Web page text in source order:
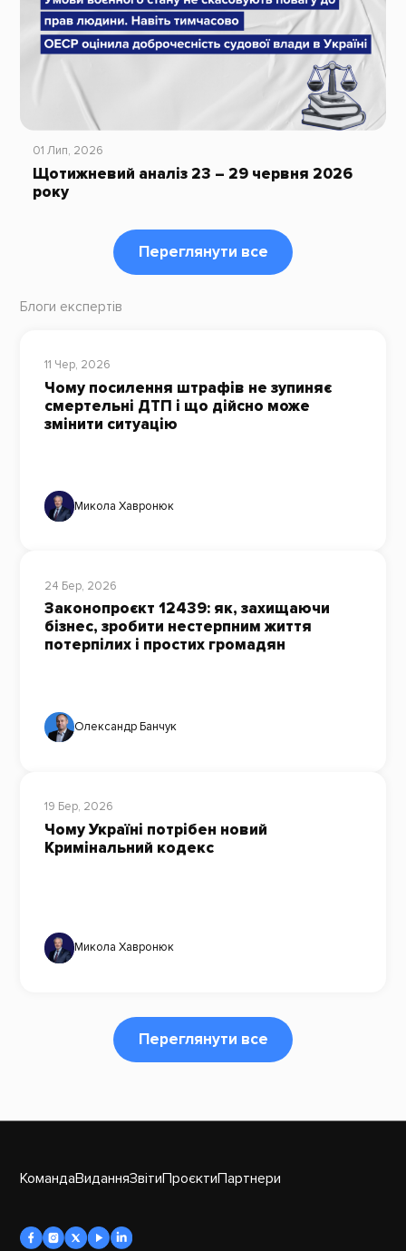
01 Лип, 2026
Щотижневий аналіз 23 – 29 червня 2026
року
Переглянути все
Блоги експертів
11 Чер, 2026
Чому посилення штрафів не зупиняє
смертельні ДТП і що дійсно може
змінити ситуацію
Микола Хавронюк
24 Бер, 2026
Законопроєкт 12439: як, захищаючи
бізнес, зробити нестерпним життя
потерпілих і простих громадян
Олександр Банчук
19 Бер, 2026
Чому Україні потрібен новий
Кримінальний кодекс
Микола Хавронюк
Переглянути все
КомандаВиданняЗвітиПроєктиПартнери